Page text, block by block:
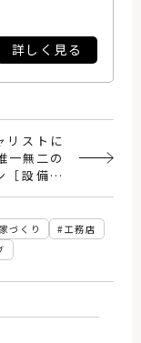
詳しく見る
リストに
一無二の
［設備・
家づくり
工務店